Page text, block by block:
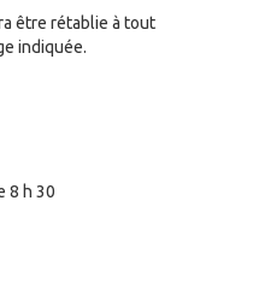
être rétablie à tout
indiquée.
8 h 30